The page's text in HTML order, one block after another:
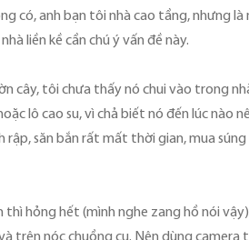
có, anh bạn tôi nhà cao tầng, nhưng
liền kề cần chú ý vấn đề này.
cây, tôi chưa thấy nó chui vào trong
lô cao su, vì chả biết nó đến lúc
săn bắn rất mất thời gian, mua
hỏng hết (mình nghe zang hồ nói
trên nóc chuồng cu. Nên dùng